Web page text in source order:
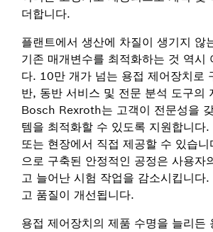
더합니다.
플랜트에서 생산에 차질이 생기지 않
기존 매개변수를 최적화하는 것 역시
다. 10만 개가 넘는 용접 제어장치로
반, 동반 서비스 및 전문 분석 도구의
Bosch Rexroth는 고객이 전문성을
템을 최적화할 수 있도록 지원합니다
또는 현장에서 직접 제공할 수 있습니
으로 구축된 안정적인 공정은 사용자
고 늘어난 시험 작업을 감소시킵니다
고 품질이 개선됩니다.
용접 제어장치의 제품 수명을 늘리든